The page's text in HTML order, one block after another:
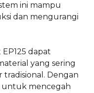
ini mampu
dan mengurangi
dapat
yang sering
tradisional. Dengan
untuk mencegah